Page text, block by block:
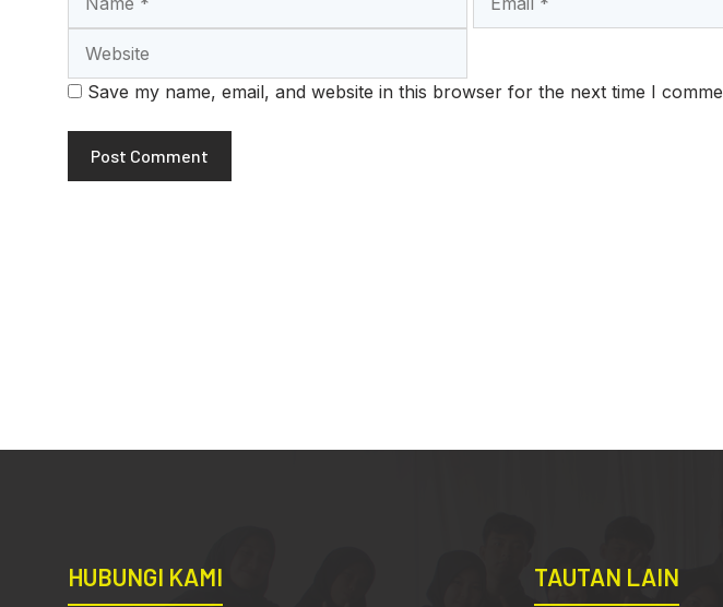
Save my name, email, and website in this browser for the next time I
HUBUNGI KAMI TAUTAN LAIN